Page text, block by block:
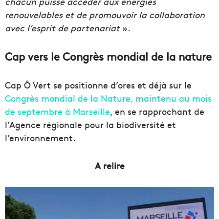
renouvelables et de promouvoir la collaboration
avec l’esprit de partenariat ».
Cap vers le Congrès mondial de la nature
Cap Ô Vert se positionne d’ores et déjà sur le
Congrès mondial de la Nature, maintenu au mois
de septembre à Marseille, en se rapprochant de
l’Agence régionale pour la biodiversité et
l’environnement.
A relire